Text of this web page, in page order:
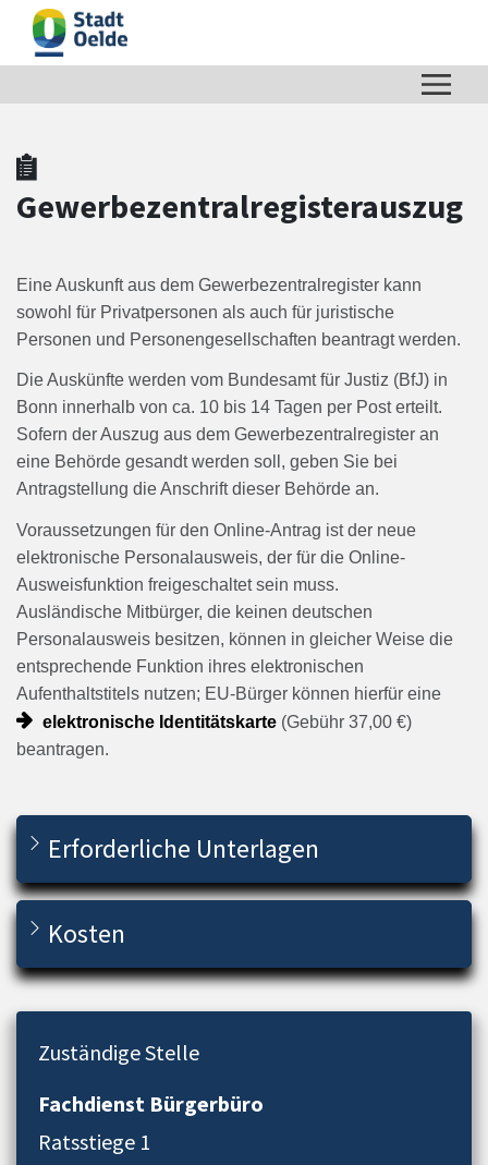
Zum Header
Zum Hauptinhalt
Zum Footer
Zum Hauptinhalt springen
Gewerbezentralregisterauszug
Eine Auskunft aus dem Gewerbezentralregister kann
sowohl für Privatpersonen als auch für juristische
Personen und Personengesellschaften beantragt werden.
Die Auskünfte werden vom Bundesamt für Justiz (BfJ) in
Bonn innerhalb von ca. 10 bis 14 Tagen per Post erteilt.
Sofern der Auszug aus dem Gewerbezentralregister an
eine Behörde gesandt werden soll, geben Sie bei
Antragstellung die Anschrift dieser Behörde an.
Voraussetzungen für den Online-Antrag ist der neue
elektronische Personalausweis, der für die Online-
Ausweisfunktion freigeschaltet sein muss.
Ausländische Mitbürger, die keinen deutschen
Personalausweis besitzen, können in gleicher Weise die
entsprechende Funktion ihres elektronischen
Aufenthaltstitels nutzen; EU-Bürger können hierfür eine
elektronische Identitätskarte (Gebühr 37,00 €)
beantragen.
Erforderliche Unterlagen
Kosten
Zuständige Stelle
Fachdienst Bürgerbüro
Ratsstiege 1